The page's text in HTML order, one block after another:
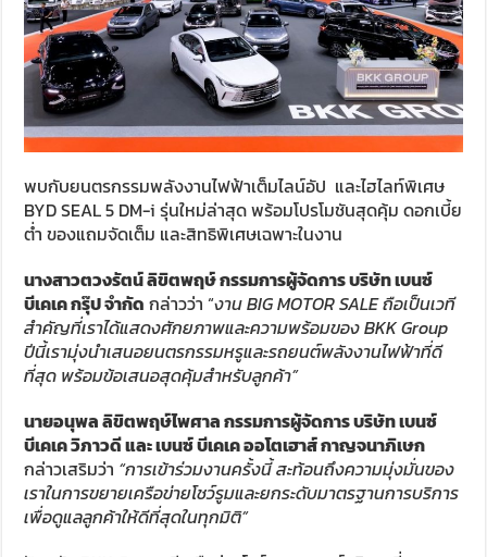
พบกับยนตรกรรมพลังงานไฟฟ้าเต็มไลน์อัป และไฮไลท์พิเศษ
BYD SEAL 5 DM-i รุ่นใหม่ล่าสุด พร้อมโปรโมชันสุดคุ้ม ดอกเบี้ย
ต่ำ ของแถมจัดเต็ม และสิทธิพิเศษเฉพาะในงาน
นางสาวตวงรัตน์ ลิขิตพฤษ์ กรรมการผู้จัดการ บริษัท เบนซ์
บีเคเค กรุ๊ป จำกัด กล่าวว่า “งานBIG MOTOR SALEถือเป็นเวที
สำคัญที่เราได้แสดงศักยภาพและความพร้อมของBKK Group
ปีนี้เรามุ่งนำเสนอยนตรกรรมหรูและรถยนต์พลังงานไฟฟ้าที่ดี
ที่สุด พร้อมข้อเสนอสุดคุ้มสำหรับลูกค้า”
นายอนุพล ลิขิตพฤษ์ไพศาล กรรมการผู้จัดการ บริษัท เบนซ์
บีเคเค วิภาวดี และ เบนซ์ บีเคเค ออโตเฮาส์ กาญจนาภิเษก
กล่าวเสริมว่า “การเข้าร่วมงานครั้งนี้ สะท้อนถึงความมุ่งมั่นของ
เราในการขยายเครือข่ายโชว์รูมและยกระดับมาตรฐานการบริการ
เพื่อดูแลลูกค้าให้ดีที่สุดในทุกมิติ”